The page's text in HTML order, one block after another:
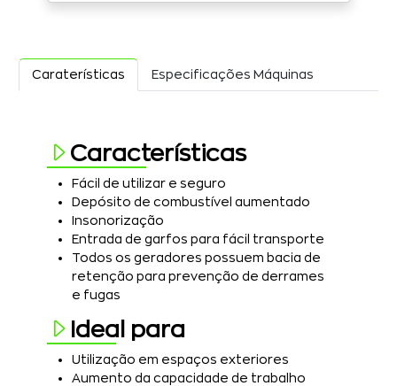
Caraterísticas Especificações Máquinas
Características
Fácil de utilizar e seguro
Depósito de combustível aumentado
Insonorização
Entrada de garfos para fácil transporte
Todos os geradores possuem bacia de
retenção para prevenção de derrames
e fugas
Ideal para
Utilização em espaços exteriores
Aumento da capacidade de trabalho